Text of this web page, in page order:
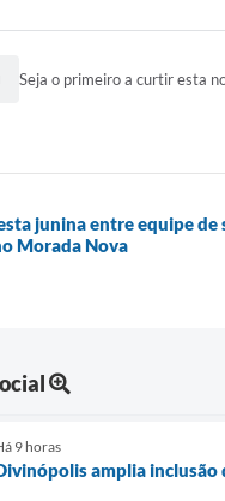
Seja o primeiro a curtir esta
junina entre equipe de
Morada Nova
9 horas
amplia inclusão